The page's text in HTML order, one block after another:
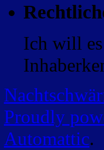
Ich will es
Proudly
Automattic.